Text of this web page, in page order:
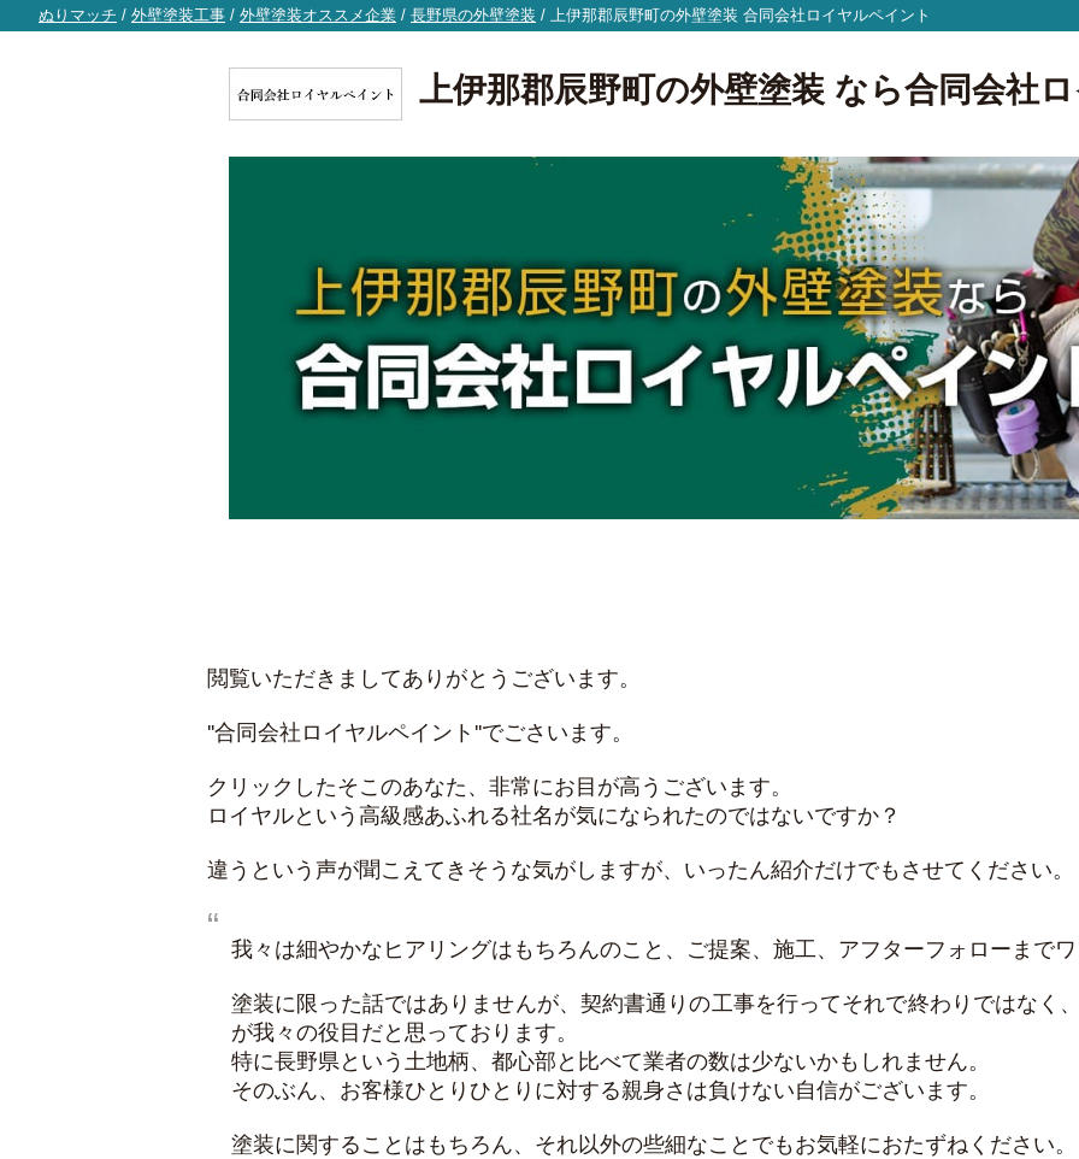
ぬりマッチ / 外壁塗装工事 / 外壁塗装オススメ企業 / 長野県の外壁塗装 / 上伊那郡辰野町の外壁塗装 合同会社ロイヤルペイント
上伊那郡辰野町の外壁塗装
閲覧いただきましてありがとうございます。
''合同会社ロイヤルペイント''でごさいます。
クリックしたそこのあなた、非常にお目が高うございます。
ロイヤルという高級感あふれる社名が気になられたのではないですか？
違うという声が聞こえてきそうな気がしますが、いったん紹介だけでもさせてください。
我々は細やかなヒアリングはもちろんのこと、ご提案、施工、アフターフォローまでワ
塗装に限った話ではありませんが、契約書通りの工事を行ってそれで終わりではなく
が我々の役目だと思っております。
特に長野県という土地柄、都心部と比べて業者の数は少ないかもしれません。
そのぶん、お客様ひとりひとりに対する親身さは負けない自信がございます。
塗装に関することはもちろん、それ以外の些細なことでもお気軽におたずねください。